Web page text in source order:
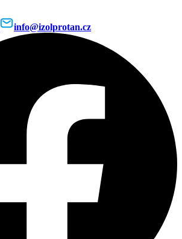
info@izolprotan.cz